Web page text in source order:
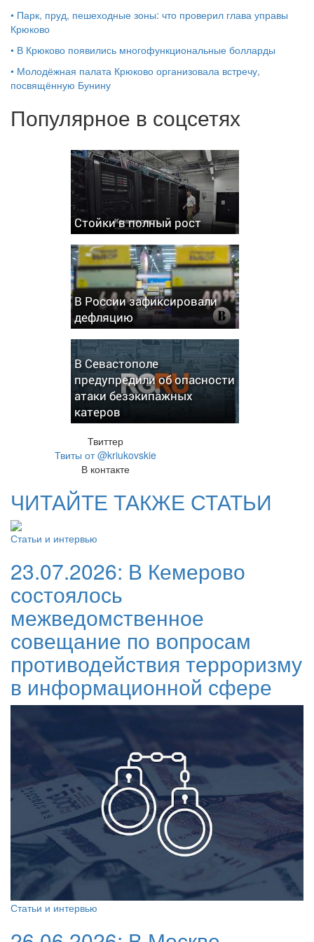
• Парк, пруд, пешеходные зоны: что проверил глава управы
Крюково
• В Крюково появились многофункциональные болларды
• Молодёжная палата Крюково организовала встречу,
посвящённую Бунину
Популярное в соцсетях
Стойки в полный рост
В России зафиксировали
дефляцию
В Севастополе
предупредили об опасности
атаки безэкипажных
катеров
Твиттер
Твиты от @kriukovskie
В контакте
ЧИТАЙТЕ ТАКЖЕ СТАТЬИ
Статьи и интервью
23.07.2026: В Кемерово
состоялось
межведомственное
совещание по вопросам
противодействия терроризму
в информационной сфере
Статьи и интервью